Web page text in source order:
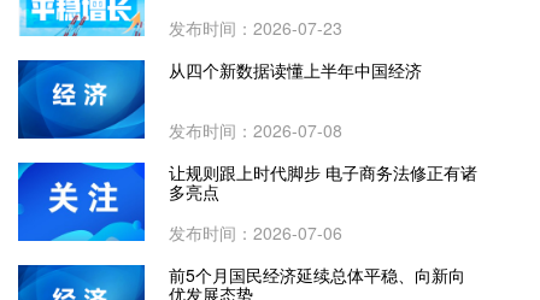
发布时间：2026-07-23
从四个新数据读懂上半年中国经济
发布时间：2026-07-08
让规则跟上时代脚步 电子商务法修正有诸
多亮点
发布时间：2026-07-06
前5个月国民经济延续总体平稳、向新向
优发展态势